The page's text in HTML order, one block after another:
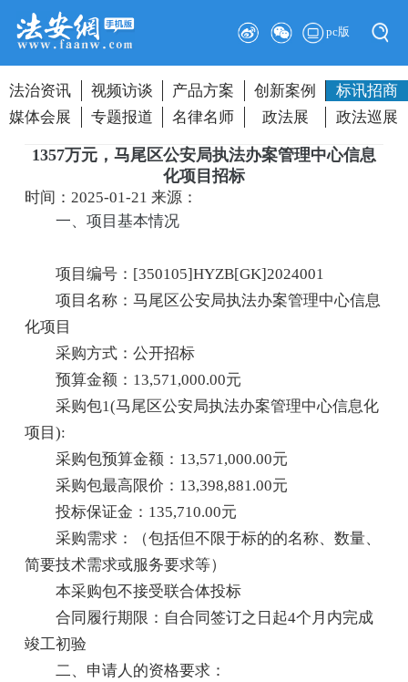
pc版
法治资讯 视频访谈 产品方案 创新案例
标讯招商
媒体会展
专题报道 名律名师 政法展 政法巡展
1357万元，马尾区公安局执法办案管理中心信息
化项目招标
时间：2025-01-21来源：
一、项目基本情况
项目编号：[350105]HYZB[GK]2024001
项目名称：马尾区公安局执法办案管理中心信息
化项目
采购方式：公开招标
预算金额：13,571,000.00元
采购包1(马尾区公安局执法办案管理中心信息化
项目):
采购包预算金额：13,571,000.00元
采购包最高限价：13,398,881.00元
投标保证金：135,710.00元
采购需求：（包括但不限于标的的名称、数量、
简要技术需求或服务要求等）
本采购包不接受联合体投标
合同履行期限：自合同签订之日起4个月内完成
竣工初验
二、申请人的资格要求：